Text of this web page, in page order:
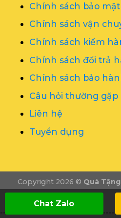
Chính sách bảo mật
Chính sách vận
Chính sách kiểm
Chính sách đổi trả
Chính sách bảo
Câu hỏi thường gặp
Liên hệ
Tuyển dụng
Copyright 2026 © Quà
tranh tường Tổ chức
Chat Zalo
-------------------------------------------